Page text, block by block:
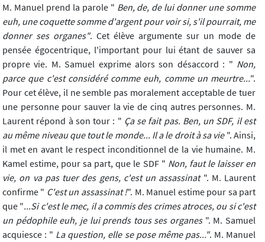
M. Manuel prend la parole " Ben, de, de lui donner une somme
euh, une coquette somme d'argent pour voir si, s'il pourrait, me
donner ses organes". Cet élève argumente sur un mode de
pensée égocentrique, l'important pour lui étant de sauver sa
propre vie. M. Samuel exprime alors son désaccord : " Non,
parce que c'est considéré comme euh, comme un meurtre...".
Pour cet élève, il ne semble pas moralement acceptable de tuer
une personne pour sauver la vie de cinq autres personnes. M.
Laurent répond à son tour : " Ça se fait pas. Ben, un SDF, il est
au même niveau que tout le monde... Il a le droit à sa vie". Ainsi,
il met en avant le respect inconditionnel de la vie humaine. M.
Kamel estime, pour sa part, que le SDF " Non, faut le laisser en
vie, on va pas tuer des gens, c'est un assassinat ". M. Laurent
confirme " C'est un assassinat !". M. Manuel estime pour sa part
que "...Si c'est le mec, il a commis des crimes atroces, ou si c'est
un pédophile euh, je lui prends tous ses organes ". M. Samuel
acquiesce : " La question, elle se pose même pas...". M. Manuel